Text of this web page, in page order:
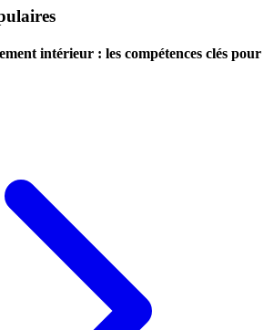
intérieur : les compétences clés pour